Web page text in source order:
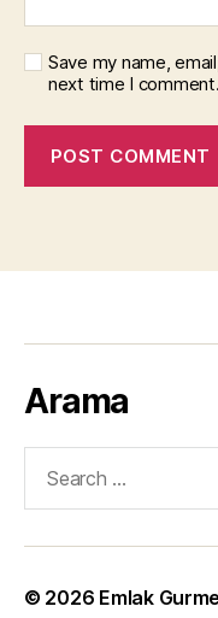
Save my name,
next time I comment.
Arama
© 2026 Emlak